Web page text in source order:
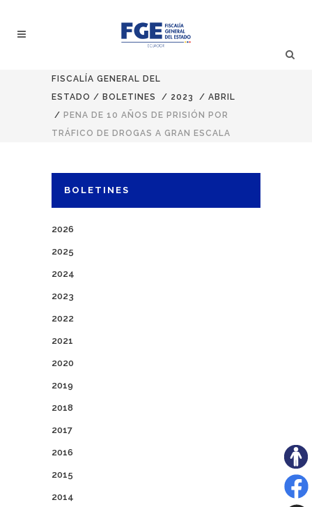
FISCALÍA GENERAL DEL
ESTADO / BOLETINES / 2023 / ABRIL
/ PENA DE 10 AÑOS DE PRISIÓN POR
TRÁFICO DE DROGAS A GRAN ESCALA
BOLETINES
2026
2025
2024
2023
2022
2021
2020
2019
2018
2017
2016
2015
2014